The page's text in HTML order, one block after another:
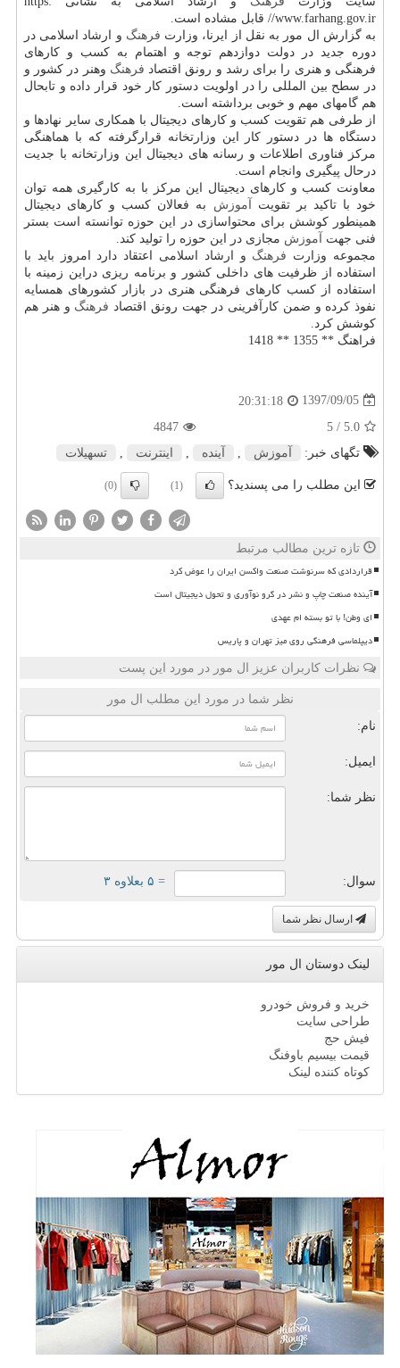
//www.farhang.gov.ir قابل مشاده است.
به گزارش ال مور به نقل از ایرنا، وزارت فرهنگ و ارشاد اسلامی در
دوره جدید در دولت دوازدهم توجه و اهتمام به كسب و كارهای
فرهنگی و هنری را برای رشد و رونق اقتصاد فرهنگ وهنر در كشور و
در سطح بین المللی را در اولویت دستور كار خود قرار داده و تابحال
هم گامهای مهم و خوبی برداشته است.
از طرفی هم تقویت كسب و كارهای دیجیتال با همكاری سایر نهادها و
دستگاه ها در دستور كار این وزارتخانه قرارگرفته كه با هماهنگی
مركز فناوری اطلاعات و رسانه های دیجیتال این وزارتخانه با جدیت
درحال پیگیری وانجام است.
معاونت كسب و كارهای دیجیتال این مركز با به كارگیری همه توان
خود با تاكید بر تقویت آموزش به فعالان كسب و كارهای دیجیتال
همینطور كوشش برای محتواسازی در این حوزه توانسته است بستر
فنی جهت آموزش مجازی در این حوزه را تولید كند.
مجموعه وزارت فرهنگ و ارشاد اسلامی اعتقاد دارد امروز باید با
استفاده از ظرفیت های داخلی كشور و برنامه ریزی دراین زمینه با
استفاده از كسب كارهای فرهنگی هنری در بازار كشورهای همسایه
نفوذ كرده و ضمن كارآفرینی در جهت رونق اقتصاد فرهنگ و هنر هم
كوشش كرد.
فراهنگ ** 1355 ** 1418
1397/09/05
20:31:18
5.0
/ 5
4847
تگهای خبر:
آموزش آینده اینترنت تسهیلات
این مطلب را می پسندید؟ (1)
(0)
تازه ترین مطالب مرتبط
قراردادی که سرنوشت صنعت واکسن ایران را عوض کرد
آینده صنعت چاپ و نشر در گرو نوآوری و تحول دیجیتال است
ای وطن! با تو بسته ام عهدی
دیپلماسی فرهنگی روی میز تهران و پاریس
نظرات کاربران عزیز ال مور در مورد این پست
نظر شما در مورد این مطلب ال مور
نام:
ایمیل:
نظر شما:
سوال: = ۵ بعلاوه ۳
ارسال نظر شما
لینک دوستان ال مور
خرید و فروش خودرو
طراحی سایت
فیش حج
قیمت بیسیم باوفنگ
کوتاه کننده لینک